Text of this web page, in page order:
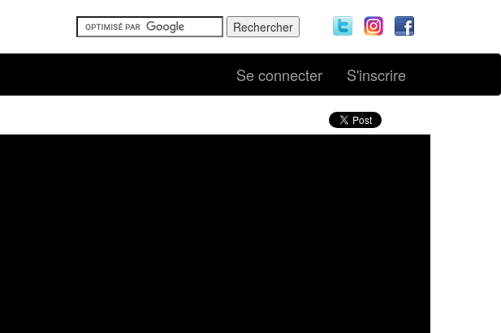
Se connecter S'inscrire